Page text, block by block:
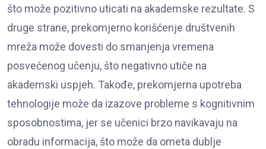
što može pozitivno uticati na akademske rezultate. S
druge strane, prekomjerno korišćenje društvenih
mreža može dovesti do smanjenja vremena
posvećenog učenju, što negativno utiče na
akademski uspjeh. Takođe, prekomjerna upotreba
tehnologije može da izazove probleme s kognitivnim
sposobnostima, jer se učenici brzo navikavaju na
obradu informacija, što može da ometa dublje